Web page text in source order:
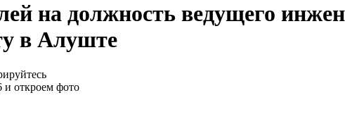
на должность ведущего
в Алуште
и откроем фото